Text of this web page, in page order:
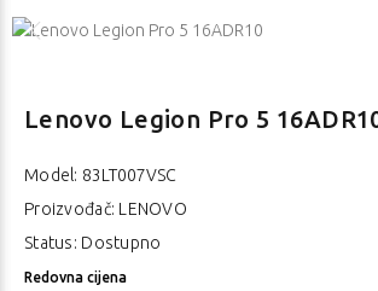
Lenovo Legion Pro 5
Model: 83LT007VSC
Proizvođač: LENOVO
Status: Dostupno
Redovna cijena